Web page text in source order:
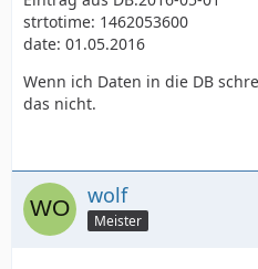
strtotime: 1462053600
date: 01.05.2016
Wenn ich Daten in die DB
das nicht.
wolf
Meister